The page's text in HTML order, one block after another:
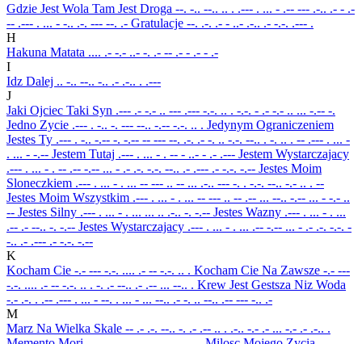
Gdzie Jest Wola Tam Jest Droga --. -.. --.. .. . .--- . ... - .-- --- .-.. .- - .-
-- .--- . ... - -.. .-. --- --. .- Gratulacje --. .-. .- - ..- .-.. .- -.-. .--- .
H
Hakuna Matata .... .- -.- ..- -. .- -- .- - .- - .-
I
Idz Dalej .. -.. --.. -.. .- .-.. . .---
J
Jaki Ojciec Taki Syn .--- .- -.- .. --- .--- -.-. .. . -.-. - .- -.- .. ... -.-- -.
Jedno Zycie .--- . -.. -. --- --.. -.-- -.-. .. . Jedynym Ograniczeniem
Jestes Ty .--- . -.. -.-- -. -.-- -- --- --. .-. .- -. .. -.-. --.. . -. .. . -- .--- . ... -
. ... - -.-- Jestem Tutaj .--- . ... - . -- - ..- - .- .--- Jestem Wystarczajacy
.--- . ... - . -- .-- -.-- ... - .- .-. -.-. --.. .- .--- .- -.-. -.-- Jestes Moim
Sloneczkiem .--- . ... - . ... -- --- .. -- ... .-.. --- -. . -.-. --.. -.- .. . --
Jestes Moim Wszystkim .--- . ... - . ... -- --- .. -- .-- ... --.. -.-- ... - -.- ..
-- Jestes Silny .--- . ... - . ... ... .. .-.. -. -.-- Jestes Wazny .--- . ... - . ...
.-- .- --.. -. -.-- Jestes Wystarczajacy .--- . ... - . ... .-- -.-- ... - .- .-. -.-. -
-.. .- .--- .- -.-. -.--
K
Kocham Cie -.- --- -.-. .... .- -- -.-. .. . Kocham Cie Na Zawsze -.- ---
-.-. .... .- -- -.-. .. . -. .- --.. .- .-- ... --.. . Krew Jest Gestsza Niz Woda
-.- .-. . .-- .--- . ... - --. . ... - ... --.. .- -. .. --.. .-- --- -.. .-
M
Marz Na Wielka Skale -- .- .-. --.. -. .- .-- .. . .-.. -.- .- ... -.- .- .-.. .